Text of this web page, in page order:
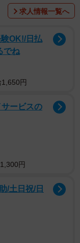
了し、共に歩んだ
伝統行事。卒業
、その後、会場
任務です。
求人情報一覧へ
OK!/日払
でね
円
ービスの
円
/土日祝/日